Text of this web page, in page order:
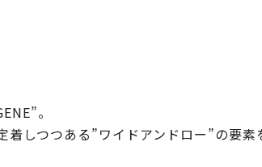
。
しつつある”ワイドアンドロー”の要